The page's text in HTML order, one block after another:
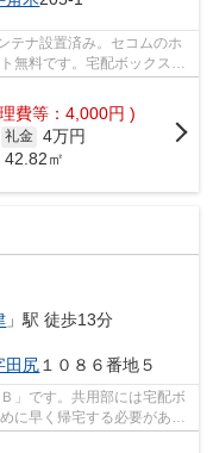
テナ設置済み。セコムのホ
無料です。宅配ボックスが
費等：4,000円 )
礼金 4万円
42.82㎡
」駅 徒歩13分
田尻１０８６番地５
」です。共用部には宅配ボ
に早く帰宅する必要があり